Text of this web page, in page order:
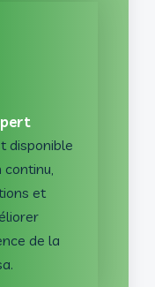
disponible
continu,
et
de la